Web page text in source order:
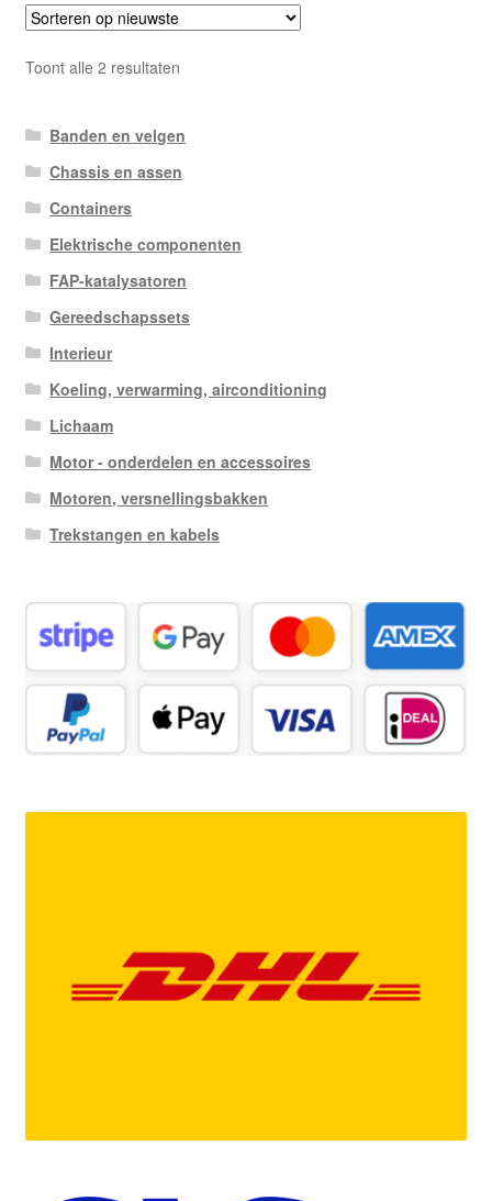
Toont alle 2 resultatenGesorteerd
Banden en velgen
Chassis en assen
Containers
Elektrische componenten
FAP-katalysatoren
Gereedschapssets
Interieur
Koeling, verwarming, airconditioning
Lichaam
Motor - onderdelen en accessoires
Motoren, versnellingsbakken
Trekstangen en kabels